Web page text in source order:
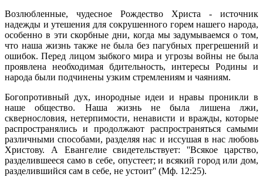
Возлюбленные, чудесное Рождество Христа - источник
надежды и утешения для сокрушенного горем нашего народа,
особенно в эти скорбные дни, когда мы задумываемся о том,
что наша жизнь также не была без пагубных прегрешений и
ошибок. Перед лицом зыбкого мира и угрозы войны не была
проявлена необходимая бдительность, интересы Родины и
народа были подчинены узким стремлениям и чаяниям.
Богопротивный дух, инородные идеи и нравы проникли в
наше общество. Наша жизнь не была лишена лжи,
сквернословия, нетерпимости, ненависти и вражды, которые
распространялись и продолжают распространяться самыми
различными способами, разделяя нас и иссушая в нас любовь
Христову. А Евангелие свидетельствует: ''Всякое царство,
разделившееся само в себе, опустеет; и всякий город или дом,
разделившийся сам в себе, не устоит'' (Мф. 12:25).